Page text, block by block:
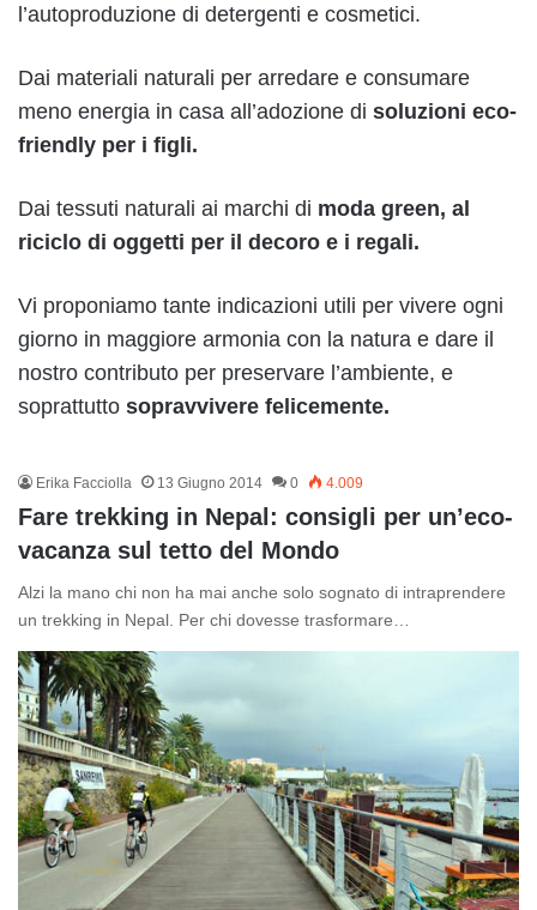
l’autoproduzione di detergenti e cosmetici.
Dai materiali naturali per arredare e consumare
meno energia in casa all’adozione di soluzioni eco-
friendly per i figli.
Dai tessuti naturali ai marchi di moda green, al
riciclo di oggetti per il decoro e i regali.
Vi proponiamo tante indicazioni utili per vivere ogni
giorno in maggiore armonia con la natura e dare il
nostro contributo per preservare l’ambiente, e
soprattutto sopravvivere felicemente.
Erika Facciolla 13 Giugno 2014 0 4.009
Fare trekking in Nepal: consigli per un’eco-
vacanza sul tetto del Mondo
Alzi la mano chi non ha mai anche solo sognato di intraprendere
un trekking in Nepal. Per chi dovesse trasformare…